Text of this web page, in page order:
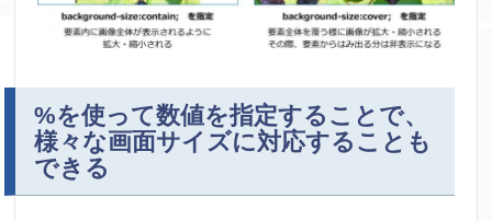
%を使って数値を指定することで、
様々な画面サイズに対応することも
できる